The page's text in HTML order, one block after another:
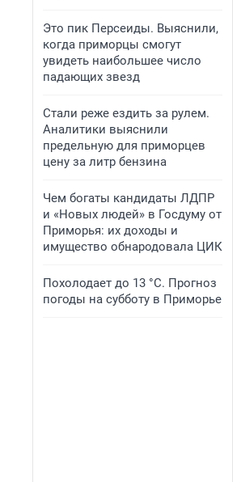
Это пик Персеиды. Выяснили,
когда приморцы смогут
увидеть наибольшее число
падающих звезд
Стали реже ездить за рулем.
Аналитики выяснили
предельную для приморцев
цену за литр бензина
Чем богаты кандидаты ЛДПР
и «Новых людей» в Госдуму от
Приморья: их доходы и
имущество обнародовала ЦИК
Похолодает до 13 °C. Прогноз
погоды на субботу в Приморье